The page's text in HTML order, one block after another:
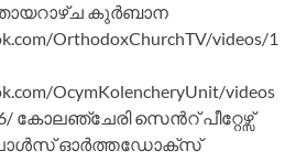
കുര്‍ബാന
OrthodoxChurchTV/videos/1
OcymKolencheryUnit/videos
കോലഞ്ചേരി സെന്‍റ് പീറ്റേഴ്സ്
ഓര്‍ത്തഡോക്സ്